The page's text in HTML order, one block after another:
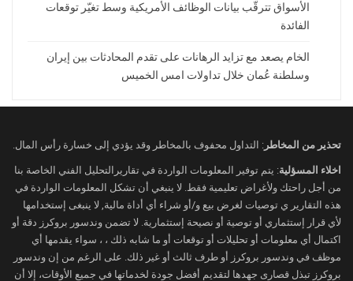
الأسواق تترقّب بيانات الوظائف الأمريكية وسط تغيّر توقعات
الفائدة
الخام يصعد مع تزايد الرهانات على تقدم المحادثات بين إيران
وسلطنة عُمان خلال تداولات امس الخميس
تحذير من المخاطر : التداول محفوف بالمخاطر وقد يؤدي إلى خسارة رأس المال.
اخلاء المسؤلية: يتم توفير المعلومات الواردة في تقاريرالتحليل الفني الخاصة بنا
من أجل راحتك ولأغراض تعليمية فقط. لا ينبغي أن تشكل المعلومات الواردة في
هذه التقارير ي توصيات لغرض بيع و/أو شراء أي أداة مالية, لا ينبغى إستخدامها
لأي قرار إستثماري أو توصية أو نصيحة إستثمارية. لا تضمن وندسور بروكرز دقة أو
اكتمال أي معلومات أو تحليلات أو توقعات أو ما شابه ذلك ، ، سواء يقدمها أي
موظف في وندسور بروكرز أو طرف ثالث أو غير ذلك. على الرغم من إن وندسور
بروكرز تبذل قصارى جهدها لتقديم أفضل جودة لخدماتها في جميع الأوقات، إلا أن